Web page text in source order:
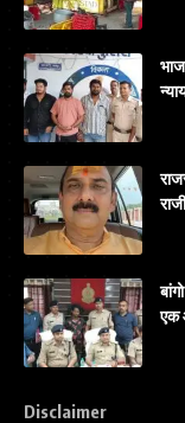
एक
Disclaimer